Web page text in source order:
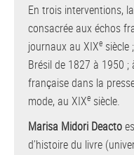
En trois interventions,
consacrée aux échos
journaux au XIXe
Brésil de 1827 à 1950 ;
française dans la
mode, au XIXe siècle.
Marisa Midori Deacto
d’histoire du livre